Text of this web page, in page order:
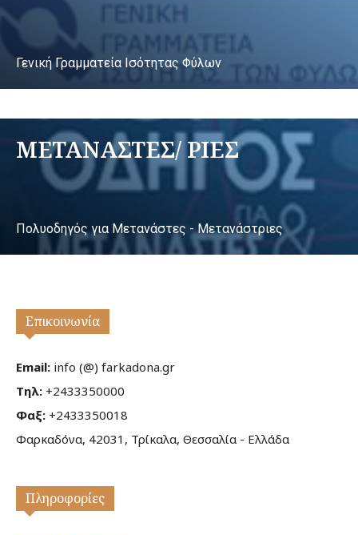
Γενική Γραμματεία Ισότητας Φύλων
ΜΕΤΑΝΑΣΤΕΣ/ ΡΙΕΣ
Πολυοδηγός για Μετανάστες - Μετανάστριες
Επικοινωνία
Email: info (@) farkadona.gr
Τηλ: +2433350000
Φαξ: +2433350018
Φαρκαδόνα, 42031, Τρίκαλα, Θεσσαλία - Ελλάδα
Πληροφορίες